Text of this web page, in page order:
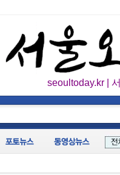
seoultoday.kr |